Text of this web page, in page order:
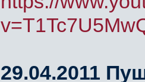
29.04.2011